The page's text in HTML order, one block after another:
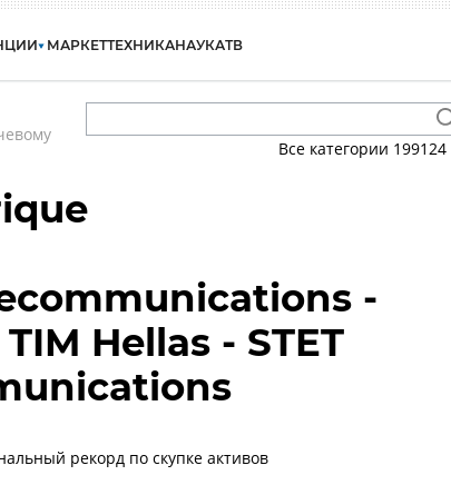
МАРКЕТТЕХНИКАНАУКАТВ
Все категории 199124
-
Hellas - STET
рекорд по скупке активов